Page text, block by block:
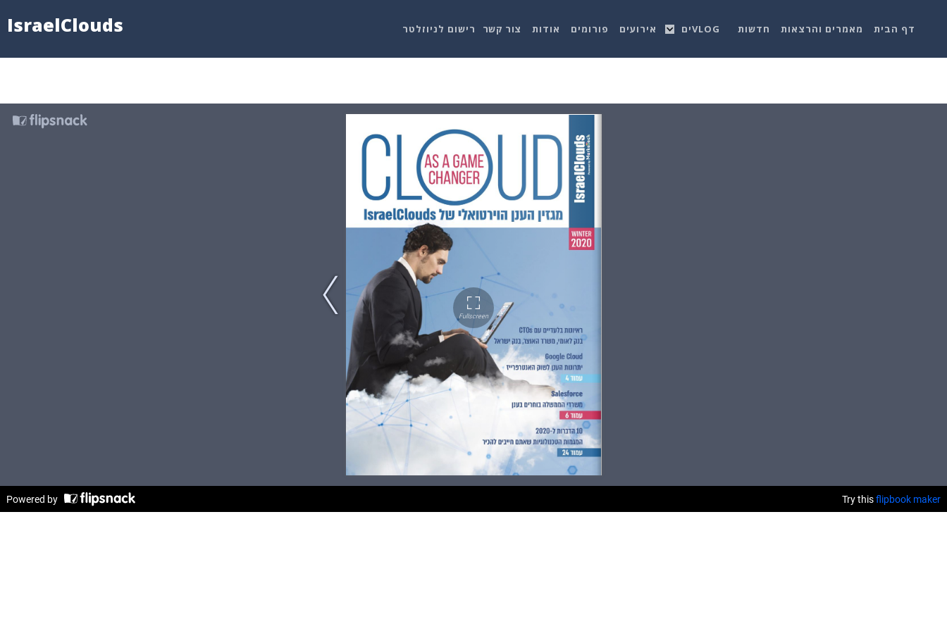
IsraelClouds דף הבית מאמרים והרצאות חדשות VLOGים אירועים פורומים אודות צור קשר רישום לניוזלטר